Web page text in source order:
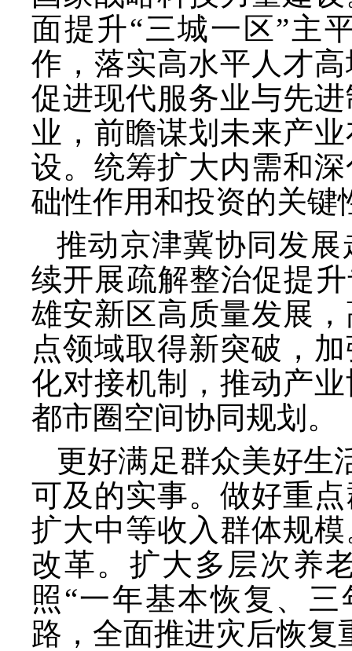
面提升“三城一区”主
作，落实高水平人才
促进现代服务业与先
业，前瞻谋划未来产
设。统筹扩大内需和
础性作用和投资的关键
推动京津冀协同发
续开展疏解整治促提
雄安新区高质量发展
点领域取得新突破，
化对接机制，推动产
都市圈空间协同规划。
更好满足群众美好生
可及的实事。做好重
扩大中等收入群体规
改革。扩大多层次养
照“一年基本恢复、
路，全面推进灾后恢